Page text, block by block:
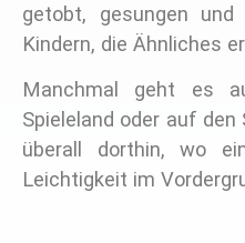
getobt, gesungen
Kindern, die Ähnliches
Manchmal geht es
Spieleland oder auf
überall dorthin, wo
Leichtigkeit im